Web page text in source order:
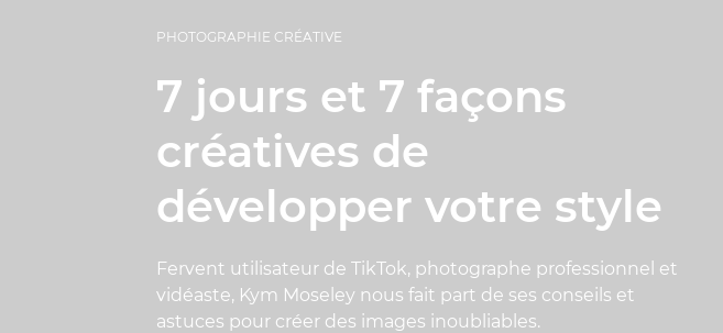
PHOTOGRAPHIE CRÉATIVE
7 jours et 7 façons
créatives de
développer votre style
Fervent utilisateur de TikTok, photographe professionnel et
vidéaste, Kym Moseley nous fait part de ses conseils et
astuces pour créer des images inoubliables.